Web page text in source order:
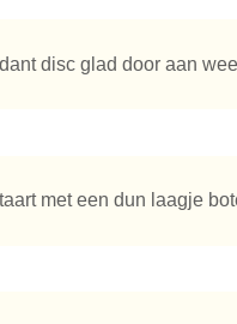
disc glad door aan
met een dun laagje